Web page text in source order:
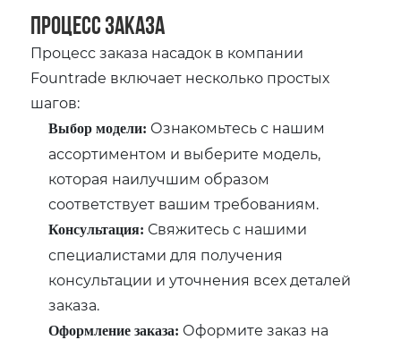
Процесс заказа
Процесс заказа насадок в компании
Fountrade включает несколько простых
шагов:
Выбор модели: Ознакомьтесь с нашим
ассортиментом и выберите модель,
которая наилучшим образом
соответствует вашим требованиям.
Консультация: Свяжитесь с нашими
специалистами для получения
консультации и уточнения всех деталей
заказа.
Оформление заказа: Оформите заказ на